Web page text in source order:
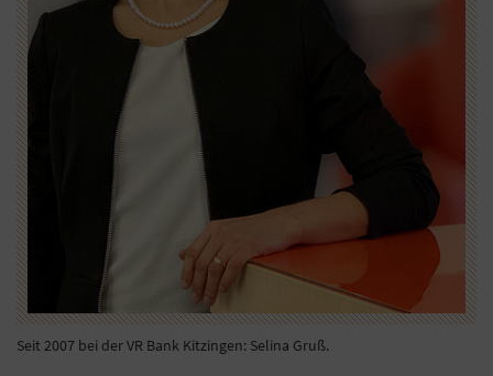
Seit 2007 bei der VR Bank Kitzingen: Selina Gruß.